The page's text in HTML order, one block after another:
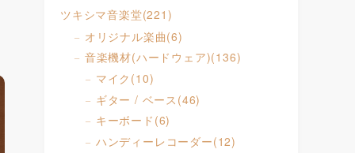
ツキシマ音楽堂(221)
オリジナル楽曲(6)
音楽機材(ハードウェア)(136)
マイク (10)
ギター / ベース (46)
キーボード (6)
ハンディーレコーダー(12)